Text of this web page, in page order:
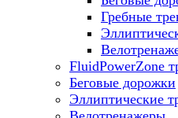
Гребные
FluidPowerZone
Беговые дорожки
Эллиптические